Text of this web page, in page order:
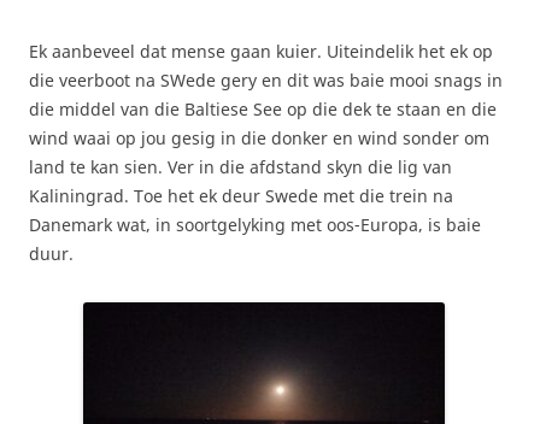
Ek aanbeveel dat mense gaan kuier. Uiteindelik het ek op
die veerboot na SWede gery en dit was baie mooi snags in
die middel van die Baltiese See op die dek te staan en die
wind waai op jou gesig in die donker en wind sonder om
land te kan sien. Ver in die afdstand skyn die lig van
Kaliningrad. Toe het ek deur Swede met die trein na
Danemark wat, in soortgelyking met oos-Europa, is baie
duur.